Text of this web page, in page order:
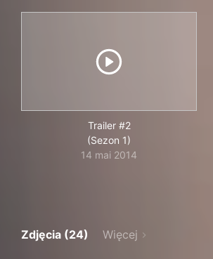
Trailer #2
(Sezon 1)
14 mai 2014
Zdjęcia (24) Więcej